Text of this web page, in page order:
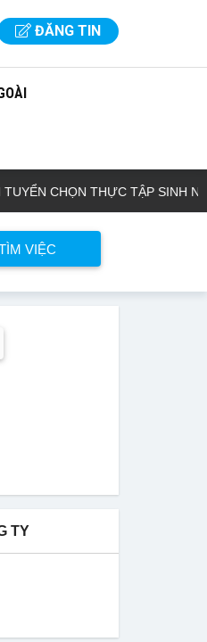
ĐĂNG TIN
CHỌN THỰC TẬP SINH
TY